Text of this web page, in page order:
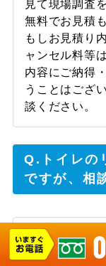
見て現場調査
無料でお見積
もしお見積り
ャンセル料等
内容にご納得
うことはござ
談ください。
Q.トイレの
ですが、相
もちろんです
だけでなくト